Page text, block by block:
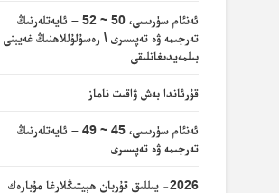
ئەنئام سۈرىسى، 50 ~ 52 – ئايەتلەرنىڭ
تەرجىمە ۋە تەپسىرى \ رەسۇلۇللاھنىڭ غەيبنى
بىلمەيدىغانلىقى
قۇرئاندا بەش ۋاقىت ناماز
ئەنئام سۈرىسى، 45 ~ 49 – ئايەتلەرنىڭ
تەرجىمە ۋە تەپسىرى
2026- يىللىق قۇربان ھېيتىڭلارغا مۇبارەك